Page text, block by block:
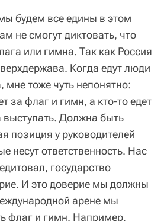
будем все едины в этом
не смогут диктовать, что
или гимна. Так как Россия
Когда едут люди
мне тоже чуть непонятно:
за флаг и гимн, а кто-то едет
Должна быть
позиция у руководителей
несут ответственность. Нас
государство
И это доверие мы должны
арене мы
флаг и гимн. Например,